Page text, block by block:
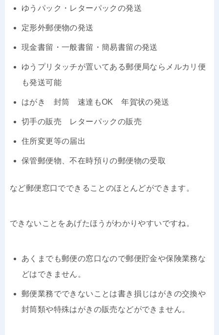
ゆうパック・レターパックの発送
定形外郵便物の発送
現金書留・一般書留・簡易書留の発送
ゆうプリタッチが置いてある郵便局ならメルカリ便
も発送可能
はがき 封筒 速達もOK 年賀状の発送
切手の販売 レターパックの販売
住所変更等の届出
保管郵便物、不在時預りの郵便物の受取
など郵便窓口でできることのほとんどができます。
できないことをあげたほうがわかりやすいですね。
あくまでも郵便の窓口なので郵便貯金や保険業務な
どはできません。
郵便業務でできないことは書き損じはがきの交換や
封筒類や特殊はがきの販売などができません。